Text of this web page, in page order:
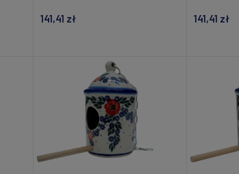
141,41 zł 141,41 zł